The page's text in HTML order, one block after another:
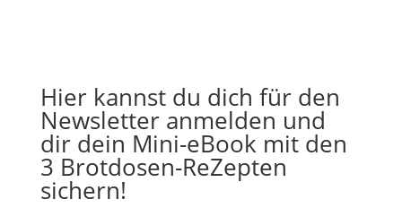
Hier kannst du dich für den
Newsletter anmelden und
dir dein Mini-eBook mit den
3 Brotdosen-ReZepten
sichern!